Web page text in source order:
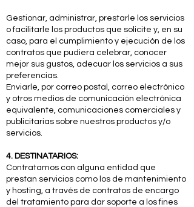
Gestionar, administrar, prestarle los servicios
o facilitarle los productos que solicite y, en su
caso, para el cumplimiento y ejecución de los
contratos que pudiera celebrar, conocer
mejor sus gustos, adecuar los servicios a sus
preferencias.
Enviarle, por correo postal, correo electrónico
y otros medios de comunicación electrónica
equivalente, comunicaciones comerciales y
publicitarias sobre nuestros productos y/o
servicios.
4. DESTINATARIOS:
Contratamos con alguna entidad que
prestan servicios como los de mantenimiento
y hosting, a través de contratos de encargo
del tratamiento para dar soporte a los fines